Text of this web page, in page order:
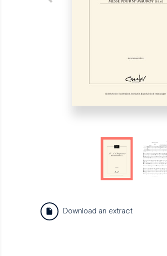
Download an extract